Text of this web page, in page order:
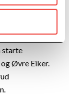
ønske
starte
Øvre Eiker.